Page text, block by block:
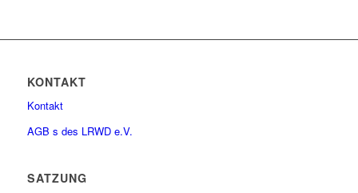
KONTAKT
Kontakt
AGB s des LRWD e.V.
SATZUNG